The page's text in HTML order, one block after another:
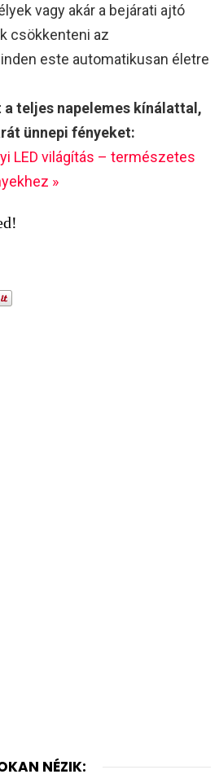
vagy akár a bejárati ajtó
csökkenteni az
este automatikusan életre
teljes napelemes kínálattal,
ünnepi fényeket:
LED világítás – természetes
»
NÉZIK: